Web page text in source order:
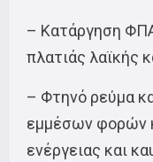
– Κατάργηση
πλατιάς λαϊκής
– Φτηνό ρεύμα
εμμέσων φορών
ενέργειας και